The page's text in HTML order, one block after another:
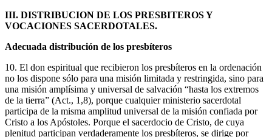
III. DISTRIBUCION DE LOS PRESBITEROS Y
VOCACIONES SACERDOTALES.
Adecuada distribución de los presbíteros
10. El don espiritual que recibieron los presbíteros en la ordenación
no los dispone sólo para una misión limitada y restringida, sino para
una misión amplísima y universal de salvación “hasta los extremos
de la tierra” (Act., 1,8), porque cualquier ministerio sacerdotal
participa de la misma amplitud universal de la misión confiada por
Cristo a los Apóstoles. Porque el sacerdocio de Cristo, de cuya
plenitud participan verdaderamente los presbíteros, se dirige por